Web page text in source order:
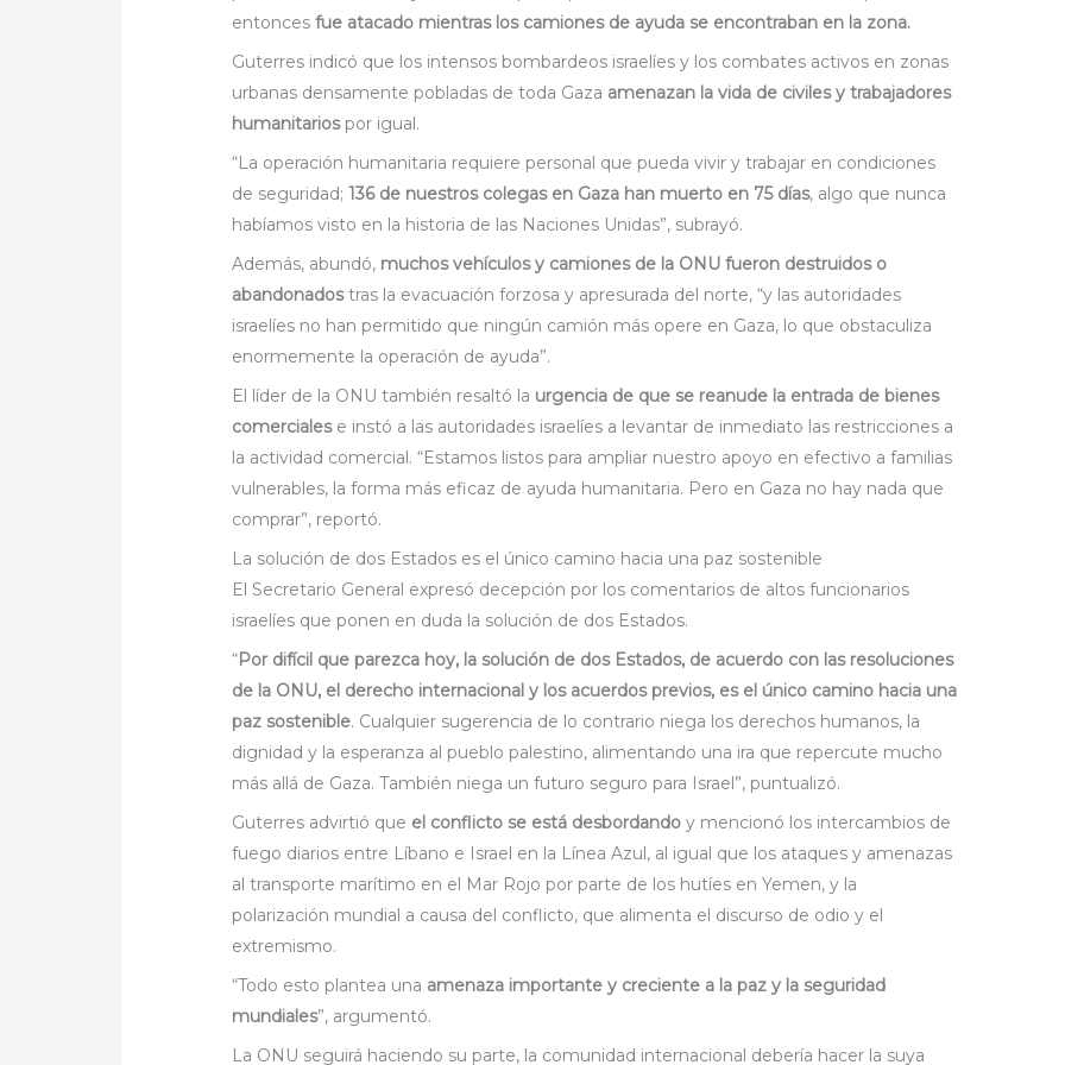
entoncesfue atacado mientras los camiones de ayuda se encontraban en la zona.
Guterres indicó que los intensos bombardeos israelíes y los combates activos en zonas
urbanas densamente pobladas de toda Gaza amenazan la vida de civiles y trabajadores
humanitariospor igual.
“La operación humanitaria requiere personal que pueda vivir y trabajar en condiciones
de seguridad;136 de nuestros colegas en Gaza han muerto en 75 días, algo que nunca
habíamos visto en la historia de las Naciones Unidas”, subrayó.
Además, abundó, muchos vehículos y camiones de la ONU fueron destruidos o
abandonadostras la evacuación forzosa y apresurada del norte, “y las autoridades
israelíes no han permitido que ningún camión más opere en Gaza, lo que obstaculiza
enormemente la operación de ayuda”.
El líder de la ONU también resaltó la urgencia de que se reanude la entrada de bienes
comercialese instó a las autoridades israelíes a levantar de inmediato las restricciones a
la actividad comercial. “Estamos listos para ampliar nuestro apoyo en efectivo a familias
vulnerables, la forma más eficaz de ayuda humanitaria. Pero en Gaza no hay nada que
comprar”, reportó.
La solución de dos Estados es el único camino hacia una paz sostenible
El Secretario General expresó decepción por los comentarios de altos funcionarios
israelíes que ponen en duda la solución de dos Estados.
“Por difícil que parezca hoy, la solución de dos Estados, de acuerdo con las resoluciones
de la ONU, el derecho internacional y los acuerdos previos, es el único camino hacia una
paz sostenible. Cualquier sugerencia de lo contrario niega los derechos humanos, la
dignidad y la esperanza al pueblo palestino, alimentando una ira que repercute mucho
más allá de Gaza. También niega un futuro seguro para Israel”, puntualizó.
Guterres advirtió que el conflicto se está desbordando y mencionó los intercambios de
fuego diarios entre Líbano e Israel en la Línea Azul, al igual que los ataques y amenazas
al transporte marítimo en el Mar Rojo por parte de los hutíes en Yemen, y la
polarización mundial a causa del conflicto, que alimenta el discurso de odio y el
extremismo.
“Todo esto plantea una amenaza importante y creciente a la paz y la seguridad
mundiales”, argumentó.
La ONU seguirá haciendo su parte, la comunidad internacional debería hacer la suya